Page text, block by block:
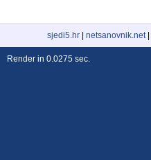
sjedi5.hr netsanovnik.net|
Render in 0.0275 sec.